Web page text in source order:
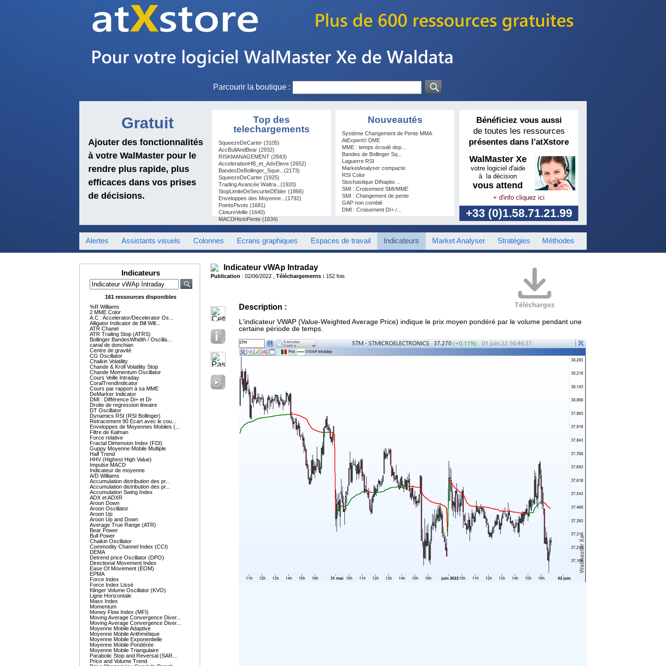
Parcourir la boutique :
Gratuit
Ajouter des fonctionnalités
à votre WalMaster pour le
rendre plus rapide, plus
efficaces dans vos prises
de décisions.
Top des
telechargements
SqueezeDeCarter (3105)
AccBullAndBear (2932)
RISKMANAGEMENT (2843)
AccelerationHB_et_AdxEleve (2652)
BandesDeBollinger_Sque...(2173)
SqueezeDeCarter (1925)
Trading Avancée Waltra...(1920)
StopLimiteDeSecuriteDElder (1866)
Enveloppes des Moyenne...(1792)
PointsPivots (1681)
ClotureVeille (1640)
MACDHistoPente (1634)
Nouveautés
Système Changement de Pente MMA
AtExpert© DME
MME : temps écoulé dep...
Bandes de Bollinger Sq...
Laguerre RSI
MarketAnalyser compacte
RSI Color
Stochastique DiNaploi ...
SMI : Croisement SMI/MME
SMI : Changement de pente
GAP non comblé
DMI : Croisement DI+ /...
Bénéficiez vous aussi
de toutes les ressources
présentes dans l'atXstore
WalMaster Xe
votre logiciel d'aide
à la décision
vous attend
+ d'info cliquez ici
+33 (0)1.58.71.21.99
Alertes Assistants visuels Colonnes Ecrans graphiques Espaces de travail Indicateurs Market Analyser Stratégies Méthodes
Indicateurs
161 ressources disponibles
%R Williams
2 MME Color
A.C : Accelerator/Decelerator Os...
Alligator Indicator de Bill Will...
ATR Chanel
ATR Trailing Stop (ATRS)
Bollinger BandesWhidth / Oscilla...
canal de donchian
Centre de gravité
CG Oscillator
Chaikin Volatility
Chande & Kroll Volatility Stop
Chande Momentum Oscillator
Cours Veille Intraday
CoralTrendIndicator
Cours par rapport à sa MME
DeMarker Indicator
DMI : Différence Di+ et Di-
Droite de regression lineaire
DT Oscillator
Dynamics RSI (RSI Bollinger)
Retracement 90 Ecart avec le cou...
Enveloppes de Moyennes Mobiles (...
Filtre de Kalman
Force relative
Fractal Dimension Index (FDI)
Guppy Moyenne Mobile Multiple
Half Trend
HHV (Highest High Value)
Impulse MACD
Indicateur de moyenne
A/D Williams
Accumulation distribution des pr...
Accumulation distribution des pr...
Accumulation Swing Index
ADX et ADXR
Aroon Down
Aroon Oscillator
Aroon Up
Aroon Up and Down
Average True Range (ATR)
Bear Power
Bull Power
Chaikin Oscillator
Commodity Channel Index (CCI)
DEMA
Detrend price Oscillator (DPO)
Directional Movement Index
Ease Of Movement (EOM)
EPMA
Force Index
Force Index Lissé
Klinger Volume Oscillator (KVO)
Ligne Horizontale
Mass Index
Momentum
Money Flow Index (MFI)
Moving Average Convergence Diver...
Moving Average Convergence Diver...
Moyenne Mobile Adaptive
Moyenne Mobile Arithmétique
Moyenne Mobile Exponentielle
Moyenne Mobile Pondérée
Moyenne Mobile Triangulaire
Parabolic Stop and Reversal (SAR...
Price and Volume Trend
Indicateur vWAp Intraday
Publication : 02/06/2022 , Téléchargements : 152 fois
Description :
L'indicateur VWAP (Value-Weighted Average Price) indique le prix moyen pondéré par le volume pendant une
certaine période de temps.